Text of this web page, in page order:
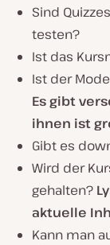
Sind
testen?
Ist das
Ist der
Es gibt
ihnen ist
Gibt es
Wird der
gehalten?
aktuelle
Kann man